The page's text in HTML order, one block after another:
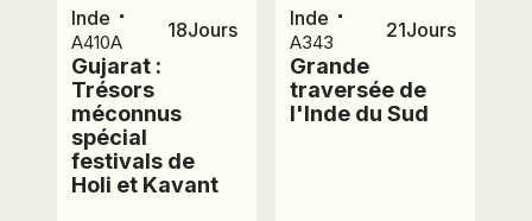
Inde ⋅
A410A
18Jours
Gujarat :
Trésors
méconnus
spécial
festivals de
Holi et Kavant
Inde ⋅
A343
21Jours
Grande
traversée de
l'Inde du Sud